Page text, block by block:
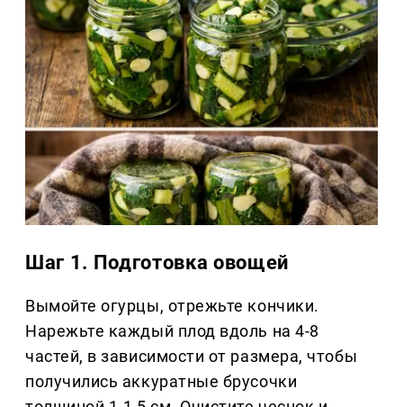
Шаг 1. Подготовка овощей
Вымойте огурцы, отрежьте кончики.
Нарежьте каждый плод вдоль на 4-8
частей, в зависимости от размера, чтобы
получились аккуратные брусочки